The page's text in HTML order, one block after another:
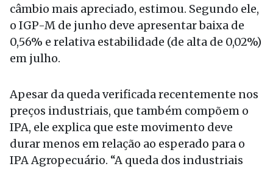
câmbio mais apreciado, estimou. Segundo ele,
o IGP-M de junho deve apresentar baixa de
0,56% e relativa estabilidade (de alta de 0,02%)
em julho.
Apesar da queda verificada recentemente nos
preços industriais, que também compõem o
IPA, ele explica que este movimento deve
durar menos em relação ao esperado para o
IPA Agropecuário. “A queda dos industriais